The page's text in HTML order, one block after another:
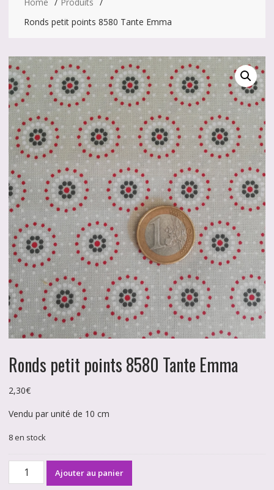
Ronds petit points 8580 Tante Emma
Ronds petit points 8580 Tante Emma
2,30€
Vendu par unité de 10 cm
8 en stock
quantité
Ajouter au panier